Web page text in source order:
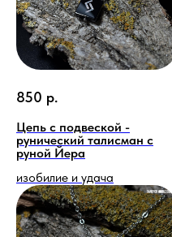
850 р.
Цепь с подвеской -
рунический талисман с
руной Йера
изобилие и удача